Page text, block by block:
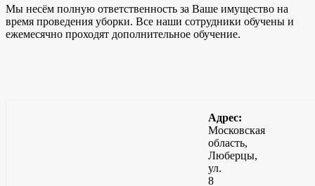
Мы несём полную ответственность за Ваше имущество на
время проведения уборки. Все наши сотрудники обучены и
ежемесячно проходят дополнительное обучение.
Адрес:
Московская
область,
Люберцы,
ул.
8